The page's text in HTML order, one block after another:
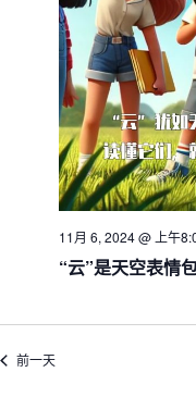
11月 6, 2024 @ 上午
“云”是天空表情
前一天